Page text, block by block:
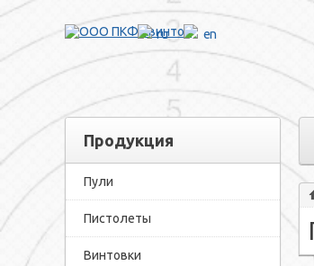
ru en
Продукция
Пули
Пистолеты
Винтовки